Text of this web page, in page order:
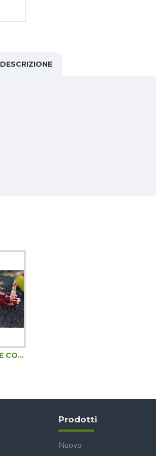
DESCRIZIONE
ARATRO BIVOMERE CORMA APS 90 H - DESTRO
Prodotti
Nuovo